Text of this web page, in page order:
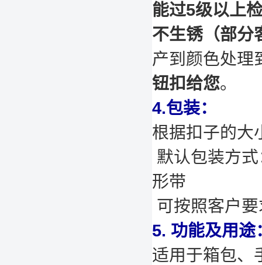
能过5级以上
不生锈（部分
产到颜色处理
钮扣给您。
4.包装：
根据扣子的大
默认包装方
形带
可按照客户
5. 功能及用途
适用于箱包、